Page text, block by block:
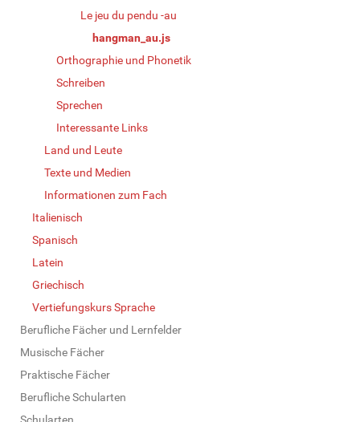
Le jeu du pendu -au
hangman_au.js
Orthographie und Phonetik
Schreiben
Sprechen
Interessante Links
Land und Leute
Texte und Medien
Informationen zum Fach
Italienisch
Spanisch
Latein
Griechisch
Vertiefungskurs Sprache
Berufliche Fächer und Lernfelder
Musische Fächer
Praktische Fächer
Berufliche Schularten